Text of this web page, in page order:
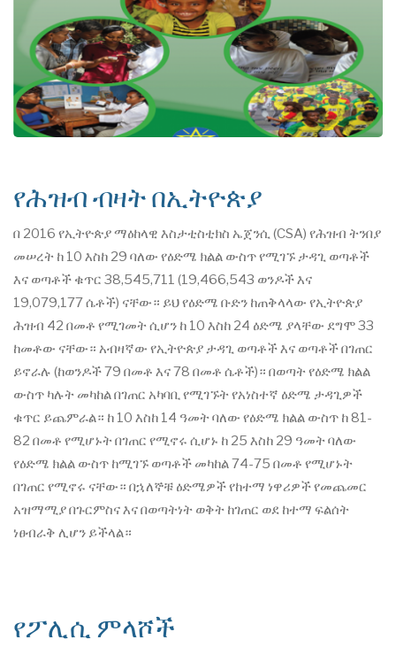
የሕዝብ ብዛት በኢትዮጵያ
በ 2016 የኢትዮጵያ ማዕከላዊ እስታቲስቲክስ ኤጀንሲ (CSA) የሕዝብ ትንበያ
መሠረት ከ 10 እስከ 29 ባለው የዕድሜ ክልል ውስጥ የሚገኙ ታዳጊ ወጣቶች
እና ወጣቶች ቁጥር 38,545,711 (19,466,543 ወንዶች እና
19,079,177 ሴቶች) ናቸው። ይህ የዕድሜ ቡድን ከጠቅላላው የኢትዮጵያ
ሕዝብ 42 በመቶ የሚገመት ሲሆን ከ 10 እስከ 24 ዕድሜ ያላቸው ደግሞ 33
ከመቶው ናቸው። አብዛኛው የኢትዮጵያ ታዳጊ ወጣቶች እና ወጣቶች በገጠር
ይኖራሉ (ከወንዶች 79 በመቶ እና 78 በመቶ ሴቶች)። በወጣት የዕድሜ ክልል
ውስጥ ካሉት መካከል በገጠር አካባቢ የሚገኙት የአነስተኛ ዕድሜ ታዳጊዎች
ቁጥር ይጨምራል። ከ 10 እስከ 14 ዓመት ባለው የዕድሜ ክልል ውስጥ ከ 81-
82 በመቶ የሚሆኑት በገጠር የሚኖሩ ሲሆኑ ከ 25 እስከ 29 ዓመት ባለው
የዕድሜ ክልል ውስጥ ከሚገኙ ወጣቶች መካከል 74-75 በመቶ የሚሆኑት
በገጠር የሚኖሩ ናቸው። በኋለኞቹ ዕድሜዎች የከተማ ነዋሪዎች የመጨመር
አዝማሚያ በጉርምስና እና በወጣትነት ወቅት ከገጠር ወደ ከተማ ፍልሰት
ነፀብራቅ ሊሆን ይችላል።
የፖሊሲ ምላሾች